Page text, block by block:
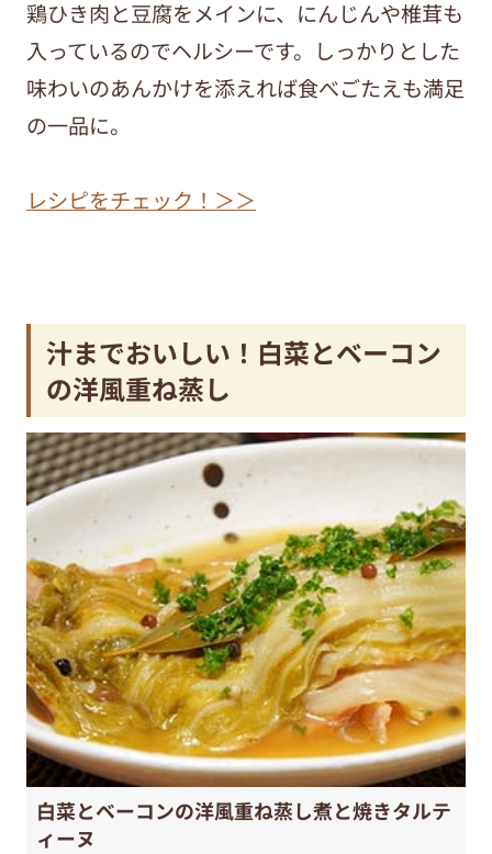
鶏ひき肉と豆腐をメインに、にんじんや椎茸も
入っているのでヘルシーです。しっかりとした
味わいのあんかけを添えれば食べごたえも満足
の一品に。
レシピをチェック！＞＞
汁までおいしい！白菜とベーコン
の洋風重ね蒸し
白菜とベーコンの洋風重ね蒸し煮と焼きタルテ
ィーヌ